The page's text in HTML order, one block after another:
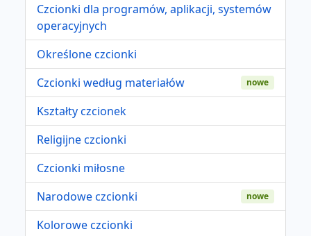
Czcionki dla programów, aplikacji, systemów
operacyjnych
Określone czcionki
Czcionki według materiałów
nowe
Kształty czcionek
Religijne czcionki
Czcionki miłosne
Narodowe czcionki
nowe
Kolorowe czcionki